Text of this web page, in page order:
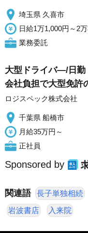
埼玉県 久喜市
日給1万1,000円～2
業務委託
大型ドライバ―/日勤
会社負担で大型免許
ロジスペック株式会社
千葉県 船橋市
月給35万円～
正社員
Sponsored by
関連語 長子単独相続
岩波書店 入来院